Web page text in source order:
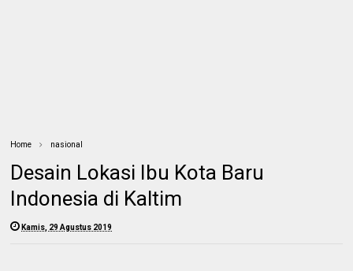
Home nasional
Desain Lokasi Ibu Kota Baru
Indonesia di Kaltim
Kamis, 29 Agustus 2019